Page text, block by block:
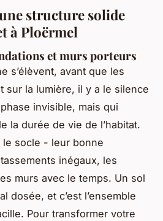
structure solide
à Ploërmel
et murs porteurs
s’élèvent, avant que les
sur la lumière, il y a le silence
invisible, mais qui
la durée de vie de l’habitat.
le socle - leur bonne
inégaux, les
murs avec le temps. Un sol
dosée, et c’est l’ensemble
Pour transformer votre